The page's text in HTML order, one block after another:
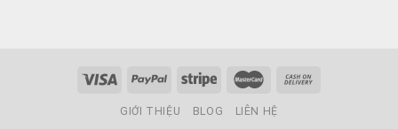
GIỚI THIỆU BLOG LIÊN HỆ